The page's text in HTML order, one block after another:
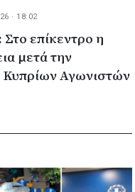
· 18:02
επίκεντρο η
μετά την
Κυπρίων Αγωνιστών